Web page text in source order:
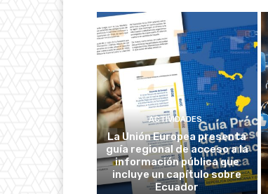
ACTIVIDADES
La Unión Europea presenta
guía regional de acceso a la
información pública que
incluye un capítulo sobre
Ecuador